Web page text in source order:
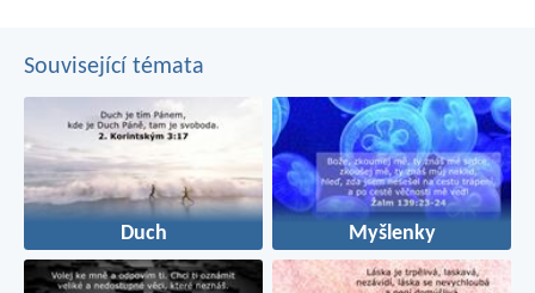
Související témata
Duch Myšlenky